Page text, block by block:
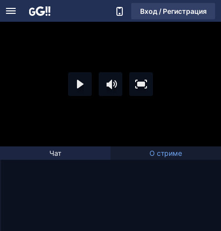
Вход / Регистрация
Чат О стриме